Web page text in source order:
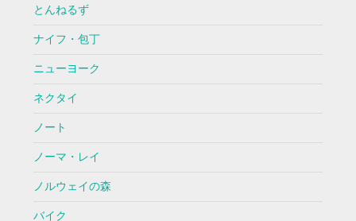
とんねるず
ナイフ・包丁
ニューヨーク
ネクタイ
ノート
ノーマ・レイ
ノルウェイの森
バイク